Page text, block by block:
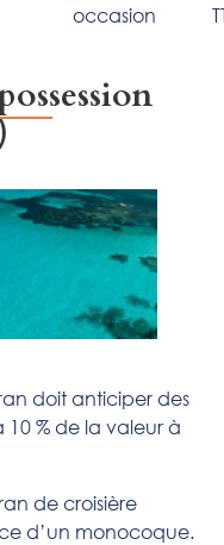
occasion
doit anticiper des
10 % de la valeur à
de croisière
d’un monocoque.